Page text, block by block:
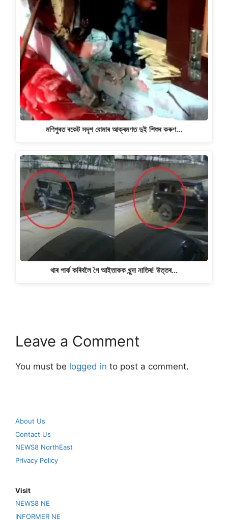
মণিপুৰত ৰকেট সদৃশ বোমাৰ আক্ৰমণত দুই শিশুৰ কৰুণ…
থাৰ পাৰ্ক কৰিবলৈ গৈ আইতাকক খুন্দা নাতিৰ! উত্তৰ…
Leave a Comment
You must be logged in to post a comment.
About Us
Contact Us
NEWS8 NorthEast
Privacy Policy
Visit
NEWS8 NE
INFORMER NE